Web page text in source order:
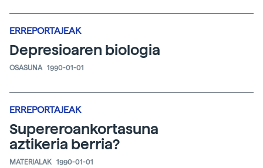
ERREPORTAJEAK
Depresioaren biologia
OSASUNA 1990-01-01
ERREPORTAJEAK
Supereroankortasuna
aztikeria berria?
MATERIALAK 1990-01-01